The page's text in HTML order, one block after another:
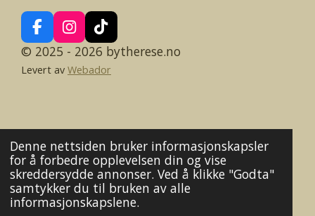
Denne nettsiden bruker informasjonskapsler
for å forbedre opplevelsen din og vise
skreddersydde annonser. Ved å klikke "Godta"
samtykker du til bruken av alle
informasjonskapslene.
F
a
c
e
k
I
n
t
a
m
T
i
k
T
© 2025 - 2026 bytherese.no
Levert av Webador